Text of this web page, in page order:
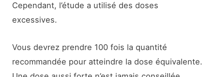
Cependant, l’étude a utilisé des doses
excessives.
Vous devrez prendre 100 fois la quantité
recommandée pour atteindre la dose équivalente.